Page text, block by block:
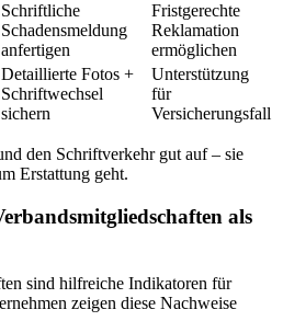
Schriftliche
Schadensmeldung
anfertigen
Fristgerechte
Reklamation
ermöglichen
Detaillierte Fotos +
Schriftwechsel
sichern
Unterstützung
für
Versicherungsfall
den Schriftverkehr gut auf – sie
Erstattung geht.
als
sind hilfreiche Indikatoren für
zeigen diese Nachweise